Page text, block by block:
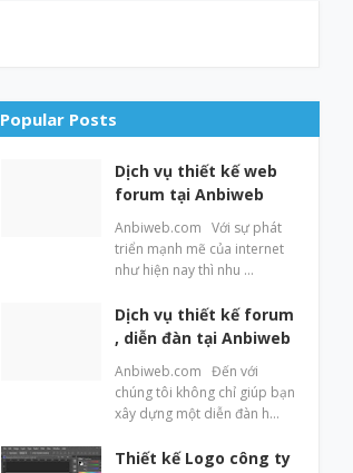
Popular Posts
Dịch vụ thiết kế web
forum tại Anbiweb
Anbiweb.com Với sự phát
triển mạnh mẽ của internet
như hiện nay thì nhu …
Dịch vụ thiết kế forum
, diễn đàn tại Anbiweb
Anbiweb.com Đến với
chúng tôi không chỉ giúp bạn
xây dựng một diễn đàn h…
Thiết kế Logo công ty